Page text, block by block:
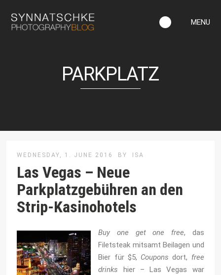
MENU
PARKPLATZ
WEDNESDAY, 1. JUNE 2016 BY ISA
Las Vegas – Neue
Parkplatzgebühren an den
Strip-Kasinohotels
Buy one get one free, das
Filetsteak mitsamt Beilagen und
Bier für $5, Coupons dort, free
drinks hier – Las Vegas war